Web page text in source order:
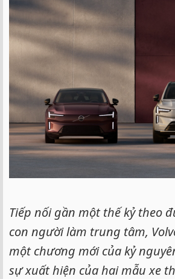
Tiếp nối gần một thế kỷ theo
con người làm trung tâm,
một chương mới của kỷ
sự xuất hiện của hai mẫu xe